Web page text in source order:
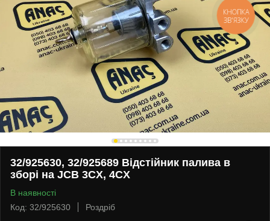
32/925630, 32/925689 Відстійник палива в
зборі на JCB 3CX, 4CX
В наявності
Код: 32/925630
Роздріб
КНОПКА
ЗВ'ЯЗКУ